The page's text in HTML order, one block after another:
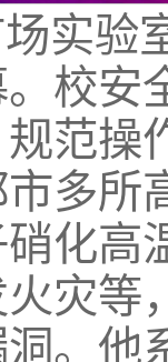
实验
校安
范操
市多
化高
灾等
。他